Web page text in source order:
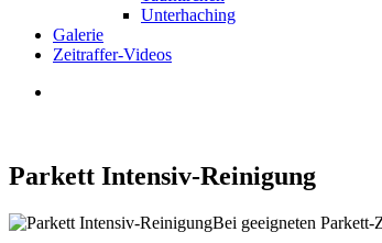
Unterhaching
Galerie
Zeitraffer-Videos
Parkett Intensiv-Reinigung
Bei geeigneten